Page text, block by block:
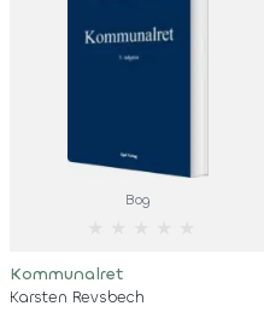
Bog
Kommunalret
Karsten Revsbech